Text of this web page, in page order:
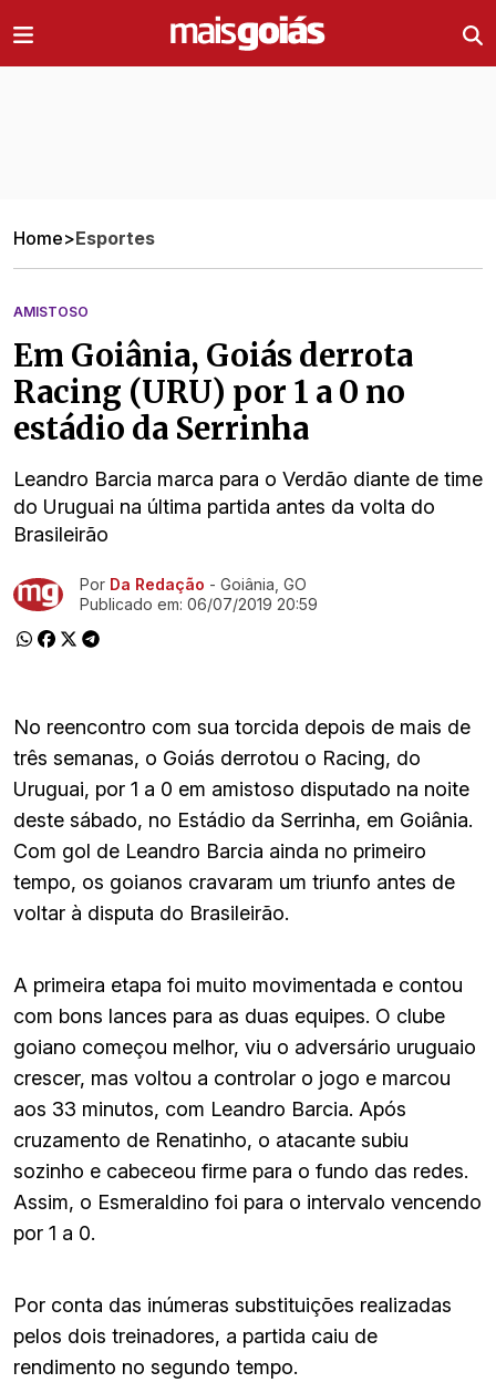
Home>Esportes
AMISTOSO
Em Goiânia, Goiás derrota
Racing (URU) por 1 a 0 no
estádio da Serrinha
Leandro Barcia marca para o Verdão diante de time
do Uruguai na última partida antes da volta do
Brasileirão
Ir direto pra matéria
Por Da Redação - Goiânia, GO
Publicado em: 06/07/2019 20:59
No reencontro com sua torcida depois de mais de
três semanas, o Goiás derrotou o Racing, do
Uruguai, por 1 a 0 em amistoso disputado na noite
deste sábado, no Estádio da Serrinha, em Goiânia.
Com gol de Leandro Barcia ainda no primeiro
tempo, os goianos cravaram um triunfo antes de
voltar à disputa do Brasileirão.
A primeira etapa foi muito movimentada e contou
com bons lances para as duas equipes. O clube
goiano começou melhor, viu o adversário uruguaio
crescer, mas voltou a controlar o jogo e marcou
aos 33 minutos, com Leandro Barcia. Após
cruzamento de Renatinho, o atacante subiu
sozinho e cabeceou firme para o fundo das redes.
Assim, o Esmeraldino foi para o intervalo vencendo
por 1 a 0.
Por conta das inúmeras substituições realizadas
pelos dois treinadores, a partida caiu de
rendimento no segundo tempo.